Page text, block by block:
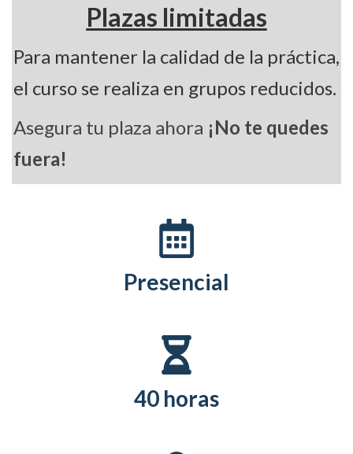
Plazas limitadas
Para mantener la calidad de la práctica,
el curso se realiza en grupos reducidos.
Asegura tu plaza ahora ¡No te quedes
fuera!
Presencial
40 horas